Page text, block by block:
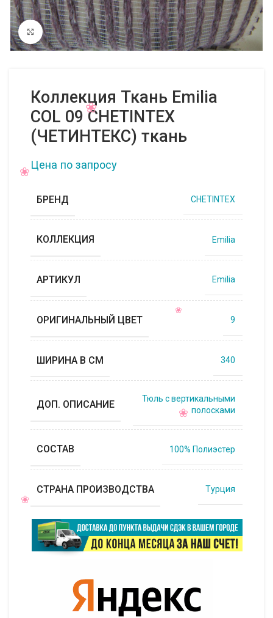
Нажмите, чтобы увеличить
Коллекция Ткань Emilia
COL 09 CHETINTEX
(ЧЕТИНТЕКС) ткань
Цена по запросу
БРЕНД CHETINTEX
КОЛЛЕКЦИЯ Emilia
АРТИКУЛ Emilia
ОРИГИНАЛЬНЫЙ ЦВЕТ 9
ШИРИНА В СМ 340
ДОП. ОПИСАНИЕ
Тюль с вертикальными
полосками
СОСТАВ 100% Полиэстер
СТРАНА ПРОИЗВОДСТВА Турция